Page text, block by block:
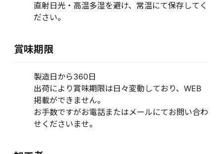
直射日光・高温多湿を避け、常温にて保存してく
ださい。
賞味期限
製造日から360日
出荷により賞味期限は日々変動しており、WEB
掲載ができません。
お手数ですがお電話またはメールにてお問い合わ
せくださいませ。